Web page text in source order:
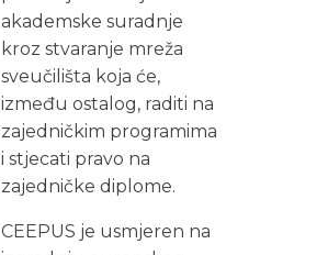
akademske suradnje
kroz stvaranje mreža
sveučilišta koja će,
između ostalog, raditi na
zajedničkim programima
i stjecati pravo na
zajedničke diplome.
CEEPUS je usmjeren na